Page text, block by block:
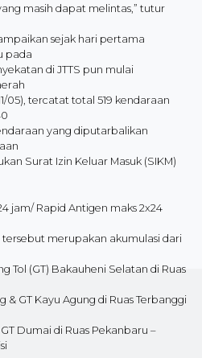
masih dapat melintas,” tutur
sejak hari pertama
pada
di JTTS pun mulai
05), tercatat total 519 kendaraan
yang diputarbalikan
Surat Izin Keluar Masuk (SIKM)
jam/ Rapid Antigen maks 2x24
merupakan akumulasi dari
Tol (GT) Bakauheni Selatan di Ruas
& GT Kayu Agung di Ruas Terbanggi
Dumai di Ruas Pekanbaru –